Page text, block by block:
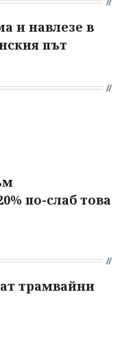
и навлезе в
път
по-слаб това
трамвайни